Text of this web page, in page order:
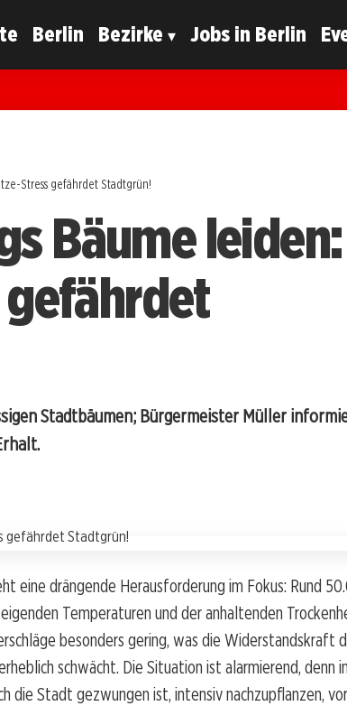
Berlin Bezirke Jobs in Berlin
Stress gefährdet Stadtgrün!
Bäume leiden:
Stadtbäumen; Bürgermeister Müller
eine drängende Herausforderung im Fokus: Rund
Temperaturen und der anhaltenden
besonders gering, was die Widerstandskraft
schwächt. Die Situation ist alarmierend, denn
die Stadt gezwungen ist, intensiv nachzupflanzen,